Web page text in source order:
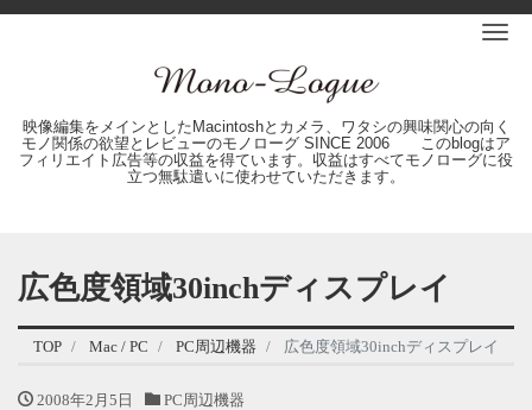
映像編集をメインとしたMacintoshとカメラ、ワタシの興味関心の向く
モノ関係の欲望とレビューのモノローグ SINCE 2006 このblogはア
フィリエイト広告等の収益を得ています。収益はすべてモノローグに役
立つ無駄遣いに使わせていただきます。
広色度領域30inchディスプレイ
TOP Mac / PC PC周辺機器 広色度領域30inchディスプレイ
2008年2月5日 PC周辺機器